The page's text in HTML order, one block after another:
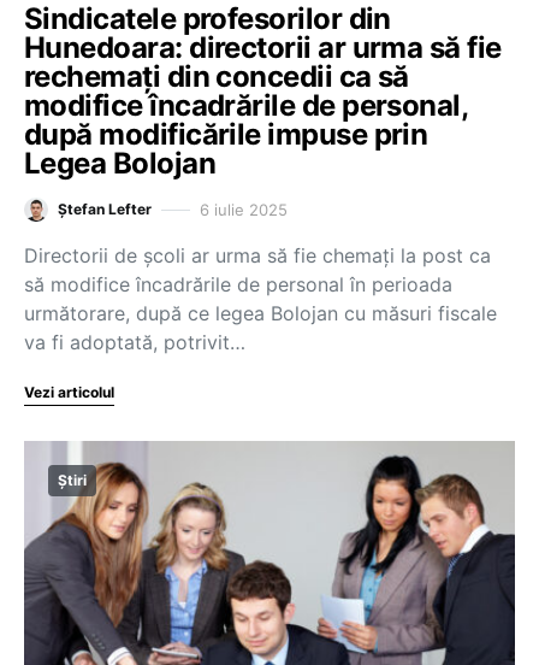
Sindicatele profesorilor din
Hunedoara: directorii ar urma să fie
rechemați din concedii ca să
modifice încadrările de personal,
după modificările impuse prin
Legea Bolojan
Ștefan Lefter 6 iulie 2025
Directorii de școli ar urma să fie chemați la post ca
să modifice încadrările de personal în perioada
următorare, după ce legea Bolojan cu măsuri fiscale
va fi adoptată, potrivit…
Vezi articolul
Știri